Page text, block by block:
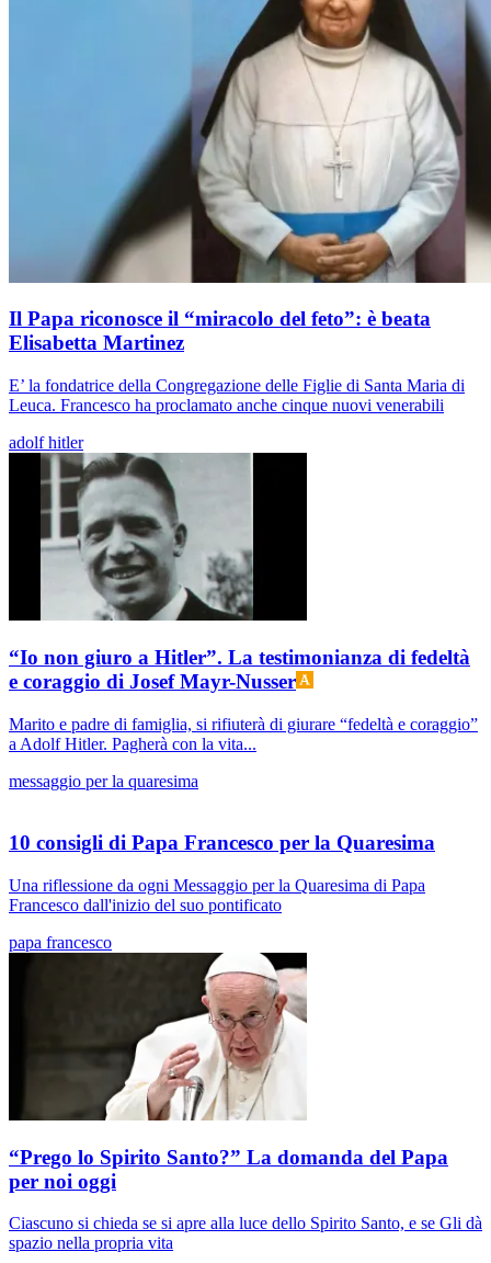
Il Papa riconosce il “miracolo del feto”: è beata
Elisabetta Martinez
E’ la fondatrice della Congregazione delle Figlie di Santa Maria di
Leuca. Francesco ha proclamato anche cinque nuovi venerabili
adolf hitler
“Io non giuro a Hitler”. La testimonianza di fedeltà
e coraggio di Josef Mayr-Nusser
Marito e padre di famiglia, si rifiuterà di giurare “fedeltà e coraggio”
a Adolf Hitler. Pagherà con la vita...
messaggio per la quaresima
10 consigli di Papa Francesco per la Quaresima
Una riflessione da ogni Messaggio per la Quaresima di Papa
Francesco dall'inizio del suo pontificato
papa francesco
“Prego lo Spirito Santo?” La domanda del Papa
per noi oggi
Ciascuno si chieda se si apre alla luce dello Spirito Santo, e se Gli dà
spazio nella propria vita